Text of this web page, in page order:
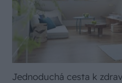
Jednoduchá cesta k